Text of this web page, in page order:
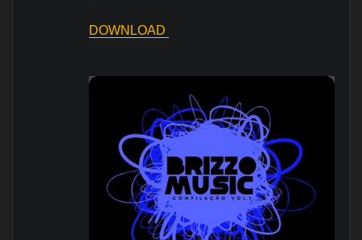
DOWNLOAD